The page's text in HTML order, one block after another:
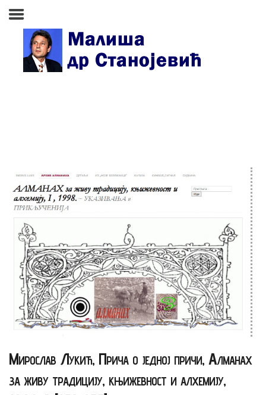
Почетна страна
записи
Press clipping
Сећања, људи, догађаји
Контакт
Мирослав Лукић, Прича о једној причи, Алманах
за живу традицију, књижевност и алхемију,